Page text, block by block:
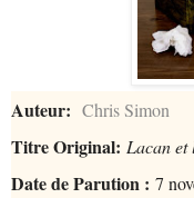
Auteur: Chris Simon
Titre Original: Lacan et
Date de Parution : 7